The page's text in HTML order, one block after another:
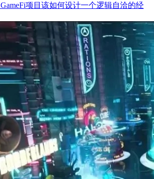
项目该如何设计一个逻辑自洽的经